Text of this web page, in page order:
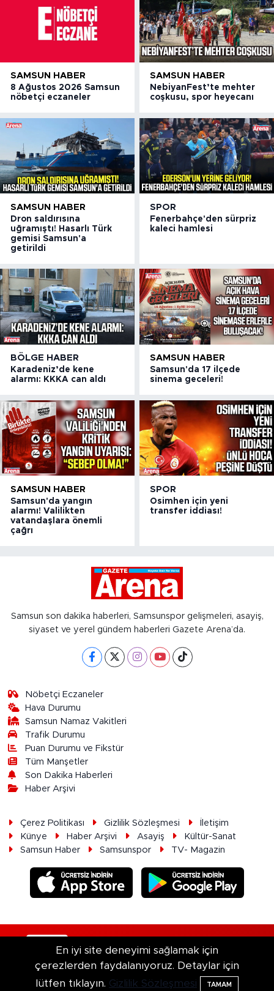
SAMSUN HABER
8 Ağustos 2026 Samsun
nöbetçi eczaneler
SAMSUN HABER
NebiyanFest’te mehter
coşkusu, spor heyecanı
SAMSUN HABER
Dron saldırısına
uğramıştı! Hasarlı Türk
gemisi Samsun'a
getirildi
SPOR
Fenerbahçe'den sürpriz
kaleci hamlesi
BÖLGE HABER
Karadeniz’de kene
alarmı: KKKA can aldı
SAMSUN HABER
Samsun'da 17 ilçede
sinema geceleri!
SAMSUN HABER
Samsun'da yangın
alarmı! Valilikten
vatandaşlara önemli
çağrı
SPOR
Osimhen için yeni
transfer iddiası!
Samsun son dakika haberleri, Samsunspor gelişmeleri, asayiş,
siyaset ve yerel gündem haberleri Gazete Arena’da.
Nöbetçi Eczaneler
Hava Durumu
Samsun Namaz Vakitleri
Trafik Durumu
Puan Durumu ve Fikstür
Tüm Manşetler
Son Dakika Haberleri
Haber Arşivi
Çerez Politikası Gizlilik Sözleşmesi
İletişim
Künye
Haber Arşivi Asayiş
Kültür-Sanat
Samsun Haber
Samsunspor TV- Magazin
Haber Yazılımı:TE Bilişim
En iyi site deneyimi sağlamak için
çerezlerden faydalanıyoruz. Detaylar için
lütfen tıklayın. Gizlilik Sözleşmesi TAMAM